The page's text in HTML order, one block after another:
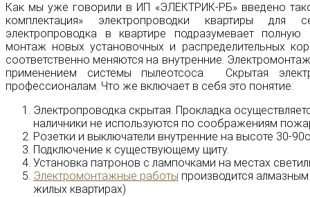
Как мы уже говорили в ИП «ЭЛЕКТРИК-РБ» введено
комплектация» электропроводки квартиры для
электропроводка в квартире подразумевает
монтаж новых установочных и распределительных
соответственно меняются на внутренние.
применением системы пылеотсоса. Скрытая
профессионалам. Что же включает в себя это понятие:
Электропроводка скрытая. Прокладка
наличники не используются по соображениям
Розетки и выключатели внутренние на высоте 30-
Подключение к существующему щиту.
Установка патронов с лампочками на местах
Электромонтажные работы производится
жилых квартирах)